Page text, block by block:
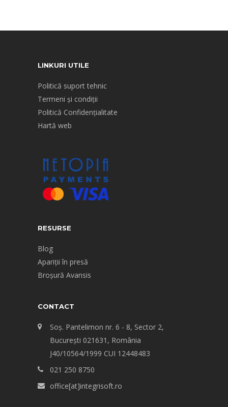
LINKURI UTILE
Politică suport tehnic
Termeni și condiții
Politică Confidențialitate
Hartă web
RESURSE
Blog
Apariții în presă
Broșură Avansis
CONTACT
Soș. Pantelimon nr. 6 - 8, Sector 2,
Bucureşti 021631, România
J40/10564/1999 CUI 12448483
021 250 8750
office[at]integrisoft.ro